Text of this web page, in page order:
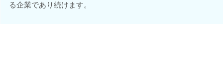
る企業であり続けます。